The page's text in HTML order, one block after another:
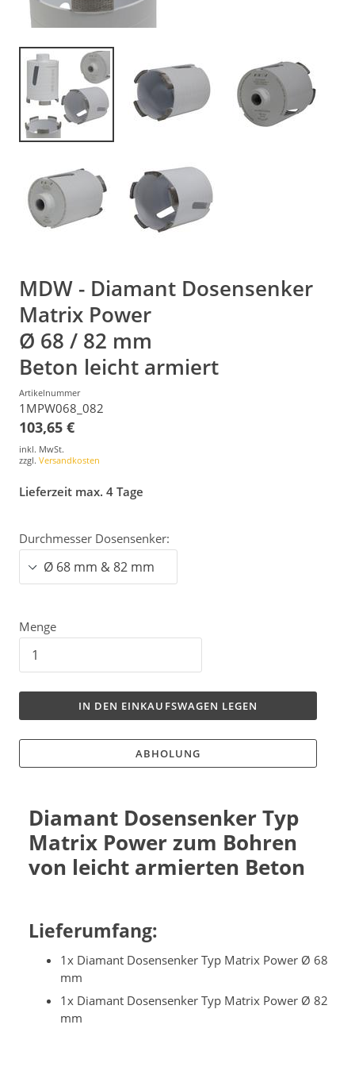
MDW - Diamant Dosensenker
Matrix Power
Ø 68 / 82 mm
Beton leicht armiert
Artikelnummer
1MPW068_082
103,65 €
inkl. MwSt.
zzgl. Versandkosten
Lieferzeit max. 4 Tage
Durchmesser Dosensenker:
Menge
IN DEN EINKAUFSWAGEN LEGEN
ABHOLUNG
Diamant Dosensenker Typ
Matrix Power zum Bohren
von leicht armierten Beton
Lieferumfang:
1x Diamant Dosensenker Typ Matrix Power Ø 68
mm
1x Diamant Dosensenker Typ Matrix Power Ø 82
mm